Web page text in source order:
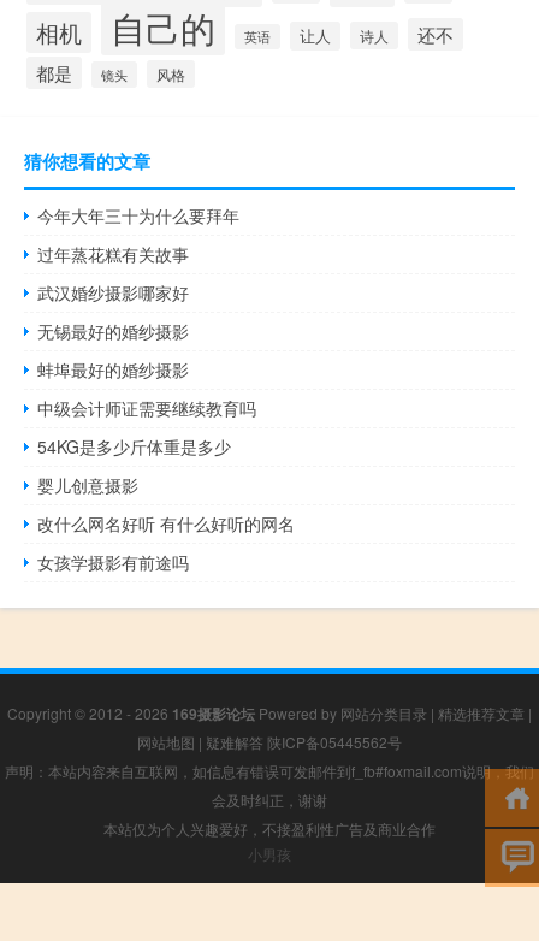
相机 自己的 英语 让人 诗人
还不
都是
镜头 风格
猜你想看的文章
今年大年三十为什么要拜年
过年蒸花糕有关故事
武汉婚纱摄影哪家好
无锡最好的婚纱摄影
蚌埠最好的婚纱摄影
中级会计师证需要继续教育吗
54KG是多少斤体重是多少
婴儿创意摄影
改什么网名好听 有什么好听的网名
女孩学摄影有前途吗
Copyright © 2012 - 2026 169摄影论坛 Powered by 网站分类目录 | 精选推荐文章 |
网站地图 | 疑难解答 陕ICP备05445562号
声明：本站内容来自互联网，如信息有错误可发邮件到f_fb#foxmail.com说明，我们
会及时纠正，谢谢
本站仅为个人兴趣爱好，不接盈利性广告及商业合作
小男孩